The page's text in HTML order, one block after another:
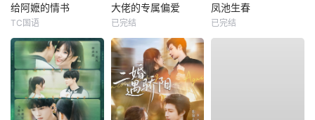
给阿嬷的情书
TC国语
大佬的专属偏爱
已完结
凤池生春
已完结